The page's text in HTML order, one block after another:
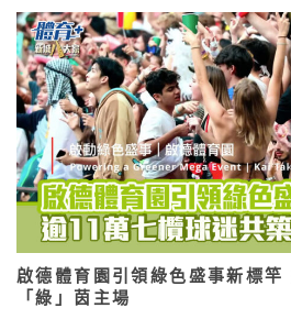
啟德體育園引領綠色盛事新標竿
「綠」茵主場